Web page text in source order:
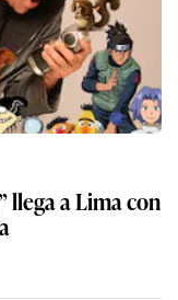
llega a Lima con